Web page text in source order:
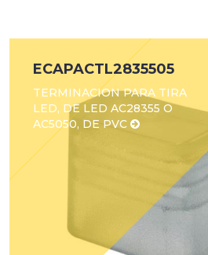
ECAPACTL2835505
TERMINACION PARA TIRA
LED, DE LED AC28355 O
AC5050, DE PVC